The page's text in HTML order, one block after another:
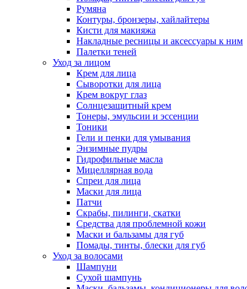
Румяна
Контуры, бронзеры, хайлайтеры
Кисти для макияжа
Накладные ресницы и аксессуары к ним
Палетки теней
Уход за лицом
Крем для лица
Сыворотки для лица
Крем вокруг глаз
Солнцезащитный крем
Тонеры, эмульсии и эссенции
Тоники
Гели и пенки для умывания
Энзимные пудры
Гидрофильные масла
Мицеллярная вода
Спреи для лица
Маски для лица
Патчи
Скрабы, пилинги, скатки
Средства для проблемной кожи
Маски и бальзамы для губ
Помады, тинты, блески для губ
Уход за волосами
Шампуни
Сухой шампунь